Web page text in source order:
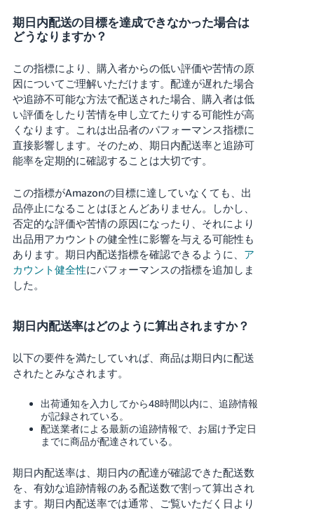
期日内配送の目標を達成できなかった場合は
どうなりますか？
この指標により、購入者からの低い評価や苦情の原
因についてご理解いただけます。配達が遅れた場合
や追跡不可能な方法で配送された場合、購入者は低
い評価をしたり苦情を申し立てたりする可能性が高
くなります。これは出品者のパフォーマンス指標に
直接影響します。そのため、期日内配送率と追跡可
能率を定期的に確認することは大切です。
この指標がAmazonの目標に達していなくても、出
品停止になることはほとんどありません。しかし、
否定的な評価や苦情の原因になったり、それにより
出品用アカウントの健全性に影響を与える可能性も
あります。期日内配送指標を確認できるように、 ア
カウント健全性にパフォーマンスの指標を追加しま
した。
期日内配送率はどのように算出されますか？
以下の要件を満たしていれば、商品は期日内に配送
されたとみなされます。
出荷通知を入力してから48時間以内に、追跡情報
が記録されている。
配送業者による最新の追跡情報で、お届け予定日
までに商品が配達されている。
期日内配送率は、期日内の配達が確認できた配送数
を、有効な追跡情報のある配送数で割って算出され
ます。期日内配送率では通常、ご覧いただく日より